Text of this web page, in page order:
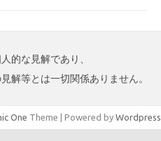
的な見解であり、
解等とは一切関係ありません。
One Theme | Powered by Wordpress